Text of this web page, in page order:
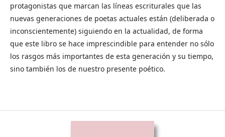
protagonistas que marcan las líneas escriturales que las
nuevas generaciones de poetas actuales están (deliberada o
inconscientemente) siguiendo en la actualidad, de forma
que este libro se hace imprescindible para entender no sólo
los rasgos más importantes de esta generación y su tiempo,
sino también los de nuestro presente poético.